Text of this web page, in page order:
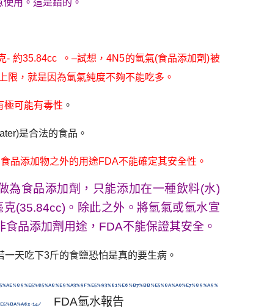
用。這是錯的。
- 約35.84cc 。–試想，4N5的氫氣(食品添加劑)被
限，就是因為氫氣純度不夠不能吃多。
極可能有毒性 。
是合法的食品。
品添加物之外的用途FDA不能確定其安全性。
為食品添加劑，只能添加在一種飲料(水)
(35.84cc)。除此之外。將氫氣或氫水宣
品添加劑用途，FDA不能保證其安全。
天吃下3斤的食鹽恐怕是真的要生病。
14/ FDA氫水報告